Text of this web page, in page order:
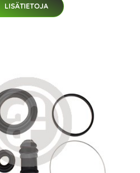
LISÄTIETOJA